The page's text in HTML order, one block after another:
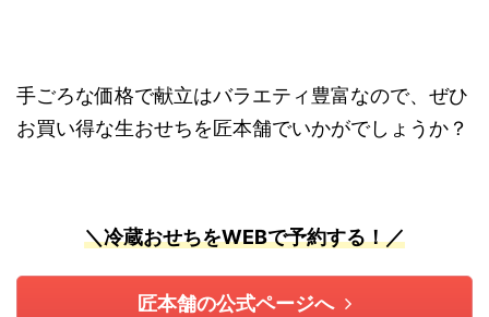
手ごろな価格で献立はバラエティ豊富なので、ぜひ
お買い得な生おせちを匠本舗でいかがでしょうか？
＼冷蔵おせちをWEBで予約する！／
匠本舗の公式ページへ